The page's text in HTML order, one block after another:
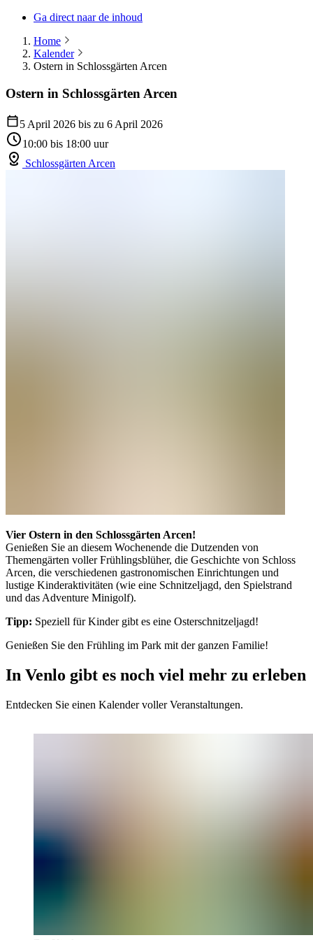
Ga direct naar de inhoud
Home
Kalender
Ostern in Schlossgärten Arcen
Ostern in Schlossgärten Arcen
5 April 2026 bis zu 6 April 2026
10:00 bis 18:00 uur
Schlossgärten Arcen
Vier Ostern in den Schlossgärten Arcen!
Genießen Sie an diesem Wochenende die Dutzenden von
Themengärten voller Frühlingsblüher, die Geschichte von Schloss
Arcen, die verschiedenen gastronomischen Einrichtungen und
lustige Kinderaktivitäten (wie eine Schnitzeljagd, den Spielstrand
und das Adventure Minigolf).
Tipp: Speziell für Kinder gibt es eine Osterschnitzeljagd!
Genießen Sie den Frühling im Park mit der ganzen Familie!
In Venlo gibt es noch viel mehr zu erleben
Entdecken Sie einen Kalender voller Veranstaltungen.